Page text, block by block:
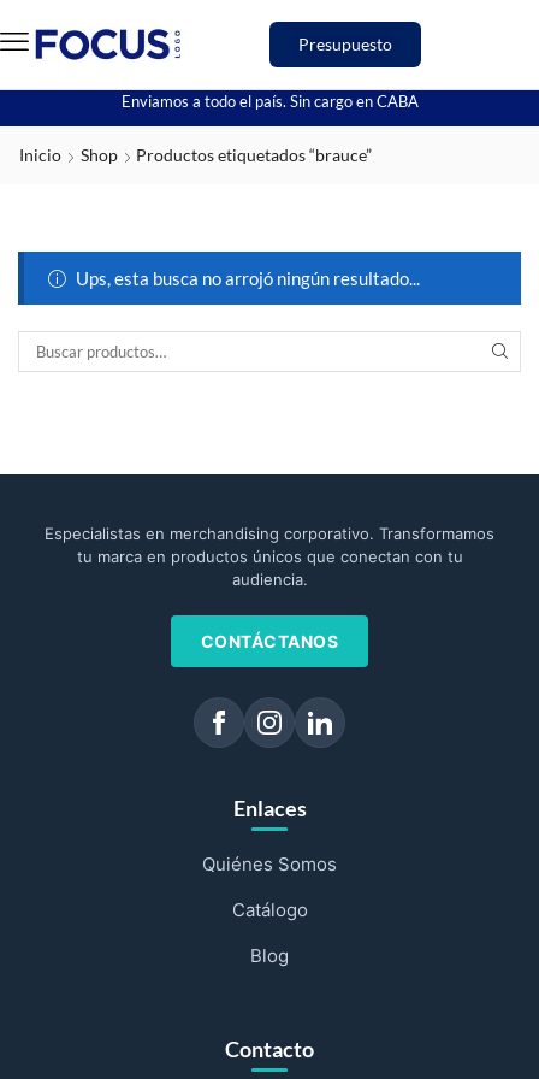
Presupuesto
Enviamos a todo el país. Sin cargo en CABA
Inicio Shop Productos etiquetados “brauce”
Ups, esta busca no arrojó ningún resultado...
Especialistas en merchandising corporativo. Transformamos
tu marca en productos únicos que conectan con tu
audiencia.
CONTÁCTANOS
Enlaces
Quiénes Somos
Catálogo
Blog
Contacto